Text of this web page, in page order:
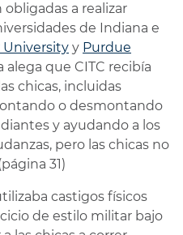
a realizar
de Indiana e
University y Purdue
alega que CITC recibía
chicas, incluidas
o desmontando
y ayudando a los
pero las chicas no
31)
castigos físicos
de estilo militar bajo